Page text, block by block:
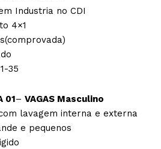
Industria no CDI
4×1
35
01– VAGAS Masculino
lavagem interna e externa
e pequenos